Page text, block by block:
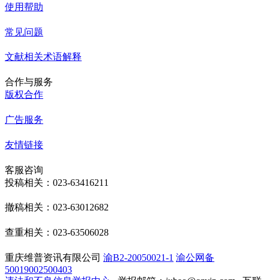
使用帮助
常见问题
文献相关术语解释
合作与服务
版权合作
广告服务
友情链接
客服咨询
投稿相关：023-63416211
撤稿相关：023-63012682
查重相关：023-63506028
重庆维普资讯有限公司 渝B2-20050021-1 渝公网备
50019002500403